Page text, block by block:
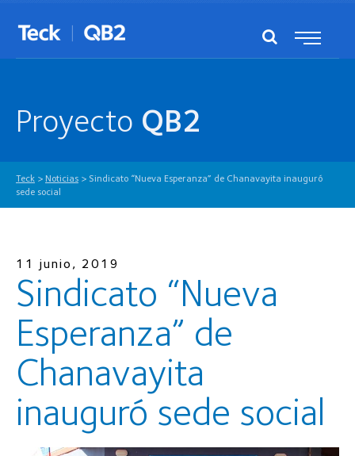
Proyecto QB2
Teck > Noticias > Sindicato “Nueva Esperanza” de Chanavayita inauguró
sede social
11 junio, 2019
Sindicato “Nueva
Esperanza” de
Chanavayita
inauguró sede social